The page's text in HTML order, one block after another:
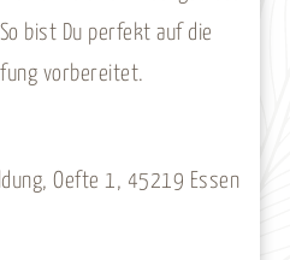
bist Du perfekt auf die
vorbereitet.
Oefte 1, 45219 Essen